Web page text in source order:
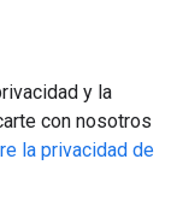
y la
con nosotros
la privacidad de